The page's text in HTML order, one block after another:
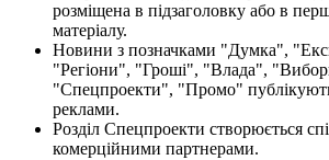
розміщена в підзаголовку або в
матеріалу.
Новини з позначками "Думка",
"Регіони", "Гроші", "Влада",
"Спецпроекти", "Промо"
реклами.
Розділ Спецпроекти створюється
комерційними партнерами.